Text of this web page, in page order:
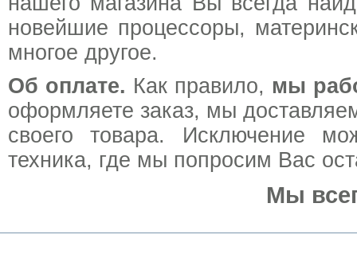
новейшие процессоры,
многое другое.
Об оплате. Как правило, мы
оформляете заказ, мы
своего товара. Исключение
техника, где мы попросим Вас
Мы